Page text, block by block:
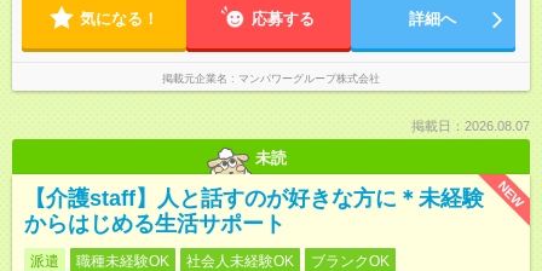
気になる！ 応募する 詳細へ
掲載元企業名 マンパワーグループ株式会社
掲載日：2026.08.07
未読
NEW
【介護staff】人と話すのが好きな方に＊未経験
からはじめる生活サポート
派遣 職種未経験OK 社会人未経験OK
ブランクOK